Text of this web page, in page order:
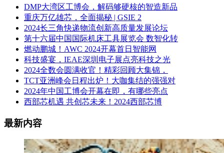
DMP大湾区工博会，解码够硬核的智造新品
重庆万亿雄芯，全面揭秘 | GSIE 2
2024长三角快递物流创新高质量发展论坛
第十六届中国国际机床工具展览会 数智化转
燃动鹏城！AWC 2024开幕首日智能网
科技盛宴，IEAE深圳电子展点亮科技之光
2024全数会圆满收官！精彩回顾大集锦，
TCT亚洲峰会日程出炉！大咖集结的强强对
2024年中国工博会开幕在即，有哪些亮点
西部芯机遇 共创芯未来！2024西部芯博
最新内容